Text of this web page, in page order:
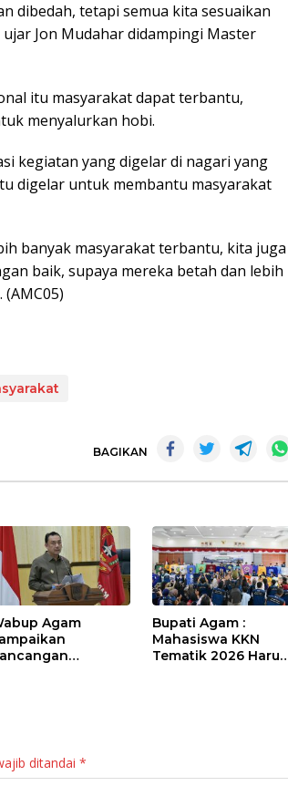
dibedah, tetapi semua kita sesuaikan
Jon Mudahar didampingi Master
itu masyarakat dapat terbantu,
menyalurkan hobi.
kegiatan yang digelar di nagari yang
digelar untuk membantu masyarakat
banyak masyarakat terbantu, kita juga
baik, supaya mereka betah dan lebih
BAGIKAN
Agam
Bupati Agam :
Mahasiswa KKN
Tematik 2026 Harus
ditandai *